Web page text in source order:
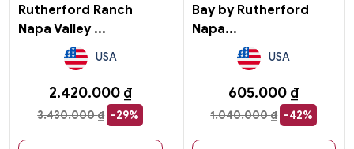
Rutherford Ranch
Napa Valley ...
USA
3.430.000₫ -29%
2.420.000 ₫
Bay by Rutherford
Napa...
USA
1.040.000₫ -42%
605.000 ₫